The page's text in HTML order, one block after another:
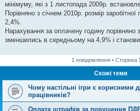
мінімуму, які з 1 листопада 2009р.
Порівняно з січнем 2010р. розмір
2,4%.
Нарахування за оплачену годину порівняно
зменшились в середньому на 4,9% і
1 повідомлення • Сторінка
Схожі теми
Чому настільні ігри є корисними
працівників?
Оплата штрафів за порушення ПДР